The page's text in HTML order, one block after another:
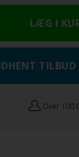
TILBUD
Over